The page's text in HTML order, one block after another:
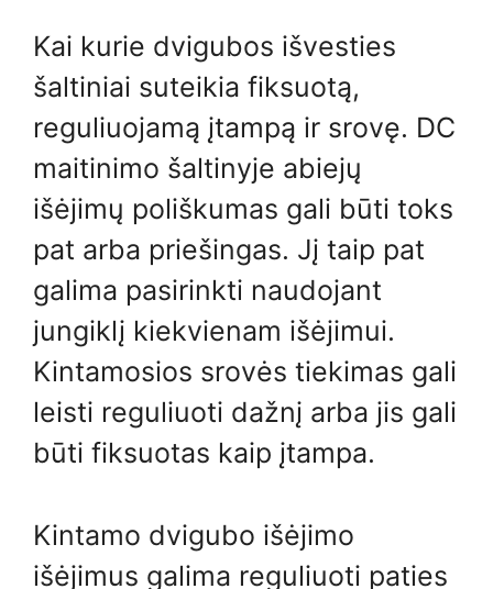
Kai kurie dvigubos išvesties
šaltiniai suteikia fiksuotą,
reguliuojamą įtampą ir srovę. DC
maitinimo šaltinyje abiejų
išėjimų poliškumas gali būti toks
pat arba priešingas. Jį taip pat
galima pasirinkti naudojant
jungiklį kiekvienam išėjimui.
Kintamosios srovės tiekimas gali
leisti reguliuoti dažnį arba jis gali
būti fiksuotas kaip įtampa.
Kintamo dvigubo išėjimo
išėjimus galima reguliuoti paties